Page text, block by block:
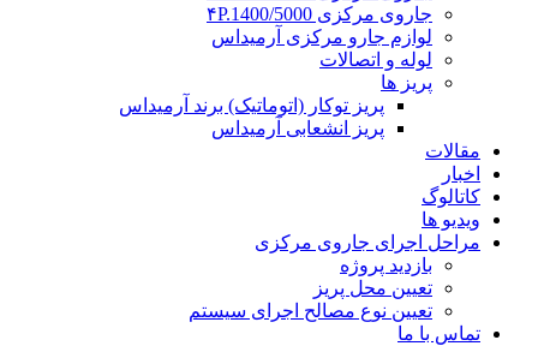
جاروی مرکزی ۴P.1400/5000
لوازم جارو مرکزی آرمیداس
لوله و اتصالات
پریز ها
پریز توکار (اتوماتیک) برند آرمیداس
پریز انشعابی آرمیداس
مقالات
اخبار
کاتالوگ
ویدیو ها
مراحل اجرای جاروی مرکزی
بازدید پروژه
تعیین محل پریز
تعیین نوع مصالح اجرای سیستم
تماس با ما